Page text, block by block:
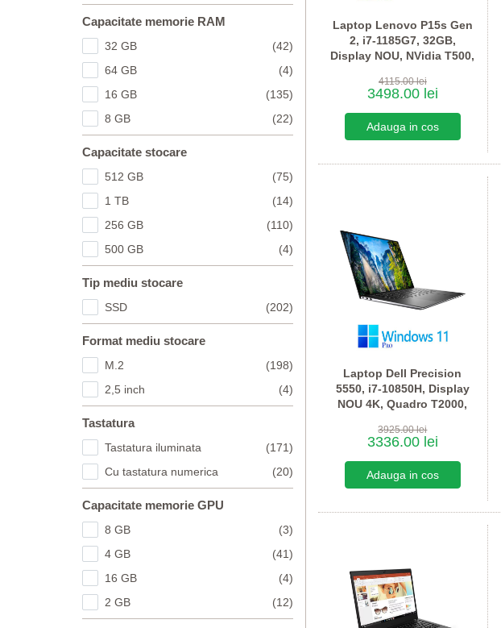
Capacitate memorie RAM
32 GB
(42)
64 GB
(4)
16 GB
(135)
8 GB
(22)
Capacitate stocare
512 GB
(75)
1 TB
(14)
256 GB
(110)
500 GB
(4)
Tip mediu stocare
SSD (202)
Format mediu stocare
M.2
(198)
2,5 inch
(4)
Tastatura
Tastatura iluminata
(171)
Cu tastatura numerica
(20)
Capacitate memorie GPU
8 GB
(3)
4 GB
(41)
16 GB
(4)
2 GB
(12)
Laptop Lenovo P15s Gen
2, i7-1185G7, 32GB,
Display NOU, NVidia T500,
4115.00 lei
3498.00 lei
Laptop Dell Precision
5550, i7-10850H, Display
NOU 4K, Quadro T2000,
3925.00 lei
3336.00 lei